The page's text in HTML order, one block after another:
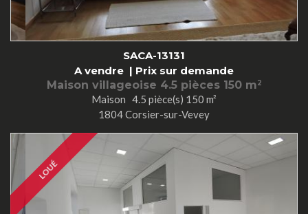
SACA-13131
A vendre | Prix sur demande
Maison villageoise 4.5 pièces 150 m2
Maison 4.5 pièce(s) 150 m²
1804 Corsier-sur-Vevey
LOUÉ